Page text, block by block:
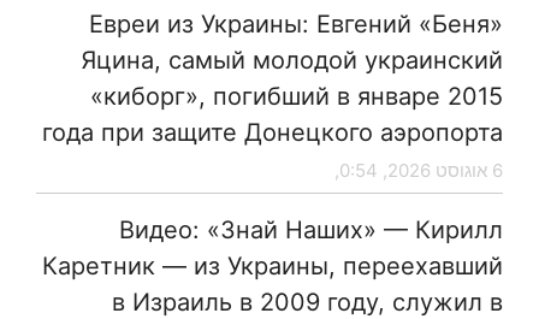
Евреи из Украины: Евгений «Беня»
Яцина, самый молодой украинский
«киборг», погибший в январе 2015
года при защите Донецкого аэропорта
6 אוגוסט 2026, 0:54,
Видео: «Знай Наших» — Кирилл
Каретник — из Украины, переехавший
в Израиль в 2009 году, служил в